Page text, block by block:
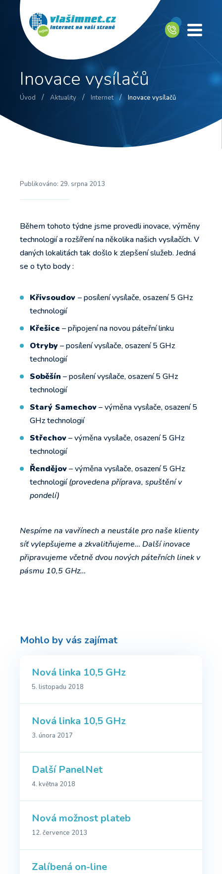
Inovace vysílačů
Úvod / Aktuality / Internet / Inovace vysílačů
Publikováno: 29. srpna 2013
Během tohoto týdne jsme provedli inovace, výměny
technologií a rozšíření na několika našich vysílačích. V
daných lokalitách tak došlo k zlepšení služeb. Jedná
se o tyto body :
Křivsoudov – posílení vysílače, osazení 5 GHz
technologií
Křešice – připojení na novou páteřní linku
Otryby– posílení vysílače, osazení 5 GHz
technologií
Soběšín – posílení vysílače, osazení 5 GHz
technologií
Starý Samechov– výměna vysílače, osazení 5
GHz technologií
Střechov– výměna vysílače, osazení 5 GHz
technologií
Řendějov– výměna vysílače, osazení 5 GHz
technologií(provedena příprava, spuštění v
pondelí)
Nespíme na vavřínech a neustále pro naše klienty
síť vylepšujeme a zkvalitňujeme… Další inovace
připravujeme včetně dvou nových páteřních linek v
pásmu 10,5 GHz…
Mohlo by vás zajímat
Nová linka 10,5 GHz
5. listopadu 2018
Nová linka 10,5 GHz
3. února 2017
Další PanelNet
4. května 2018
Nová možnost plateb
12. července 2013
Zalíbená on-line